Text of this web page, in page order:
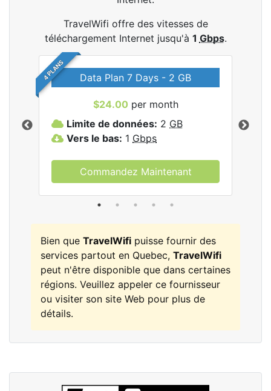
TravelWifi offre des vitesses de
téléchargement Internet jusqu'à 1 Gbps.
4 PLANS Data Plan 7 Days - 2 GB
$24.00 per month
Limite de données: 2 GB
Vers le bas: 1 Gbps
Commandez Maintenant
Bien que TravelWifi puisse fournir des
services partout en Quebec, TravelWifi
peut n'être disponible que dans certaines
régions. Veuillez appeler ce fournisseur
ou visiter son site Web pour plus de
détails.